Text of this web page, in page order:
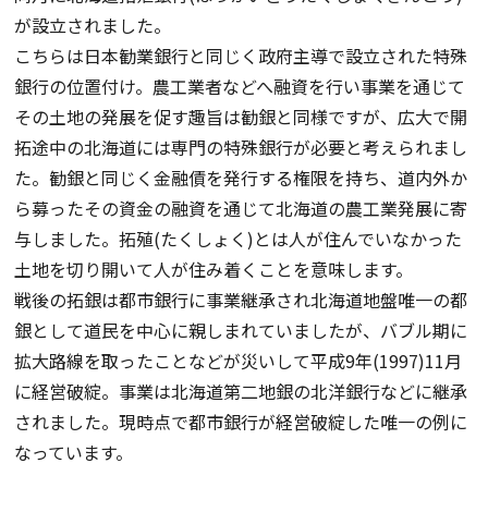
が設立されました。
こちらは日本勧業銀行と同じく政府主導で設立された特殊
銀行の位置付け。農工業者などへ融資を行い事業を通じて
その土地の発展を促す趣旨は勧銀と同様ですが、広大で開
拓途中の北海道には専門の特殊銀行が必要と考えられまし
た。勧銀と同じく金融債を発行する権限を持ち、道内外か
ら募ったその資金の融資を通じて北海道の農工業発展に寄
与しました。拓殖(たくしょく)とは人が住んでいなかった
土地を切り開いて人が住み着くことを意味します。
戦後の拓銀は都市銀行に事業継承され北海道地盤唯一の都
銀として道民を中心に親しまれていましたが、バブル期に
拡大路線を取ったことなどが災いして平成9年(1997)11月
に経営破綻。事業は北海道第二地銀の北洋銀行などに継承
されました。現時点で都市銀行が経営破綻した唯一の例に
なっています。